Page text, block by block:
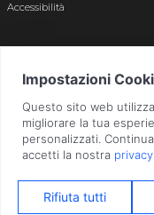
Accessibilità
Bergamo n.